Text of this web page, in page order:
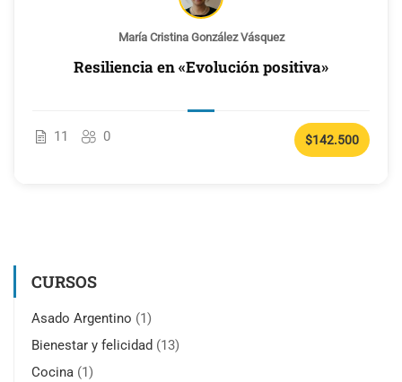
María Cristina González Vásquez
Resiliencia en «Evolución positiva»
11 0 $142.500
CURSOS
Asado Argentino (1)
Bienestar y felicidad (13)
Cocina (1)